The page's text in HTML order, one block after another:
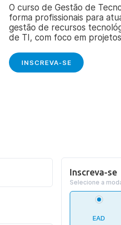
O curso de Gestão de
forma profissionais para
gestão de recursos
de TI, com foco em
INSCREVA-SE
Inscreva-se
Selecione a
EAD